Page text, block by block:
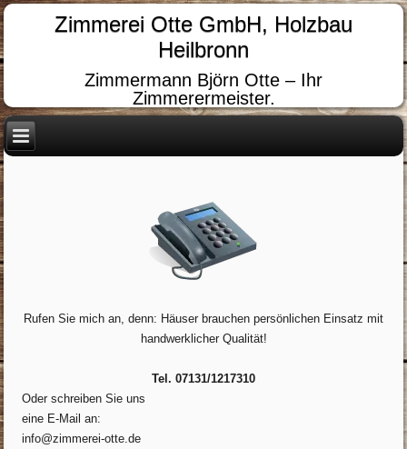
Zimmerei Otte GmbH, Holzbau
Heilbronn
Zimmermann Björn Otte – Ihr
Zimmerermeister.
Rufen Sie mich an, denn: Häuser brauchen persönlichen Einsatz mit
handwerklicher Qualität!
Tel. 07131/1217310
Oder schreiben Sie uns
eine E-Mail an:
info@zimmerei-otte.de